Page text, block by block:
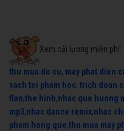
Xem cải lương miễn phí:
thu mua do cu, may phat dien
sach toi pham hoc, trich doan
flan,the hinh,nhac que huong
mp3,nhac dance remix,nhac
pham hong que,thu mua may